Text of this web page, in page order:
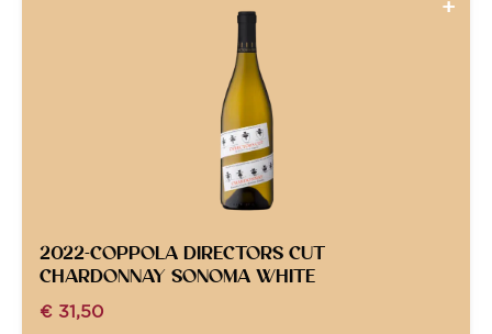
2022-COPPOLA DIRECTORS CUT
CHARDONNAY SONOMA WHITE
€ 31,50